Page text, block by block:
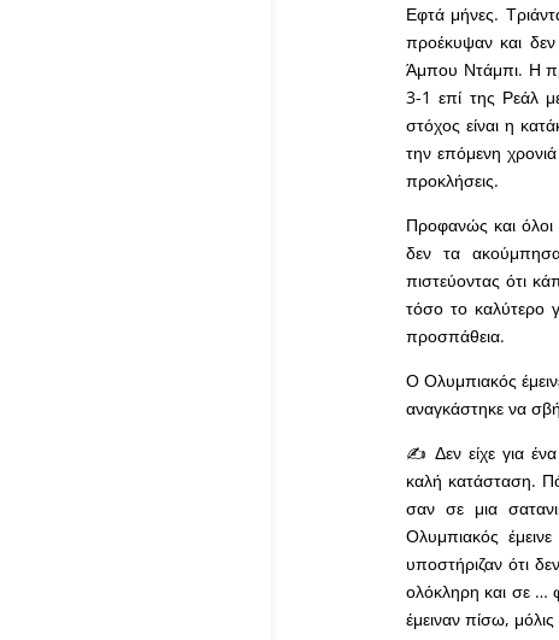
Εφτά μήνες.
προέκυψαν και δεν
Άμπου Ντάμπι. Η
3-1 επί της Ρεάλ
στόχος είναι η
την επόμενη
προκλήσεις.
Προφανώς και
δεν τα
πιστεύοντας ότι
τόσο το καλύτερο
προσπάθεια.
Ο Ολυμπιακός
αναγκάστηκε να
✍ Δεν είχε για
καλή κατάσταση.
σαν σε μια
Ολυμπιακός
υποστήριζαν ότι
ολόκληρη και σε …
έμειναν πίσω,